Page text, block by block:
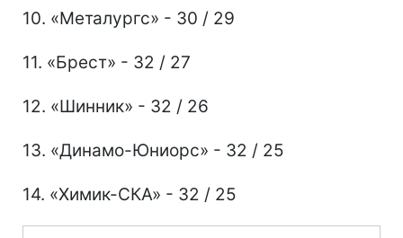
10. «Металургс» - 30 / 29
11. «Брест» - 32 / 27
12. «Шинник» - 32 / 26
13. «Динамо-Юниорс» - 32 / 25
14. «Химик-СКА» - 32 / 25